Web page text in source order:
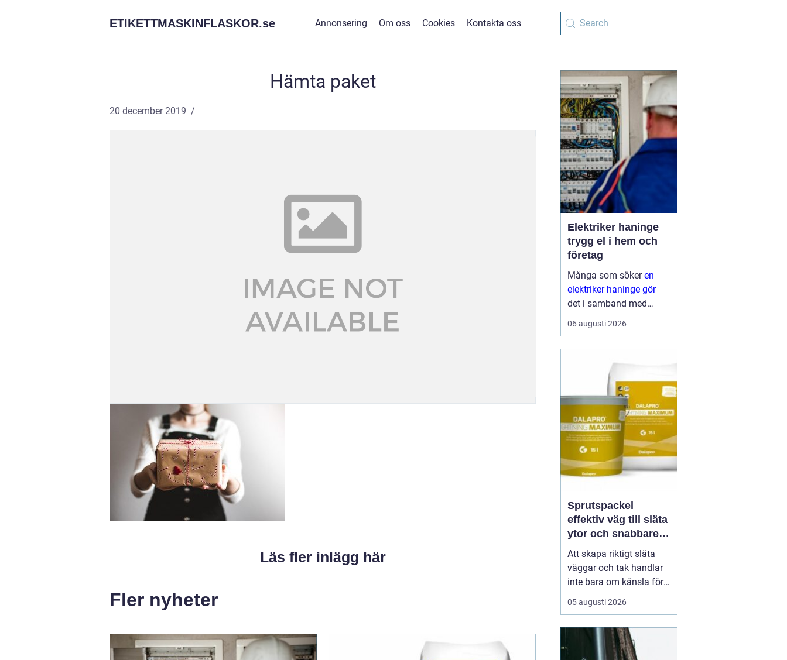
ETIKETTMASKINFLASKOR.se Annonsering Om oss Cookies Kontakta oss
Hämta paket
20 december 2019
Läs fler inlägg här
Fler nyheter
Elektriker haninge
trygg el i hem och
företag
Många som sökeren
elektriker haninge gör
det i samband med
renovering,
nybyggnation eller när
självklar del av
vardagen, men samtidigt
ett område där sm...
06 augusti 2026
Sprutspackel
effektiv väg till släta
ytor och snabbare
arbete
Att skapa riktigt släta
väggar och tak handlar
inte bara om känsla för
finish. Valet av metod
och material påverkar
tidsåtgång och
slutresultat. Härkommer
05 augusti 2026